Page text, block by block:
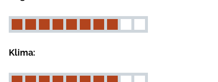
Klima: